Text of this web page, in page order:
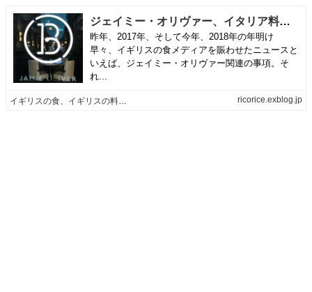
ジェイミー・オリヴァー、イタリア料理店に続きステーキハウスも閉鎖へ | イギリスの食、イギリスの料理＆菓子
昨年、2017年、そして今年、2018年の年明け
早々、イギリスの食メディアを賑わせたニュースと
いえば、ジェイミー・オリヴァー関連の事項。そ
れ...
イギリスの食、イギリスの料理＆菓子 ricorice.exblog.jp